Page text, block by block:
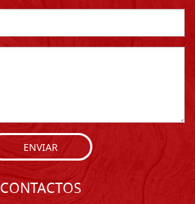
ENVIAR
CONTACTOS